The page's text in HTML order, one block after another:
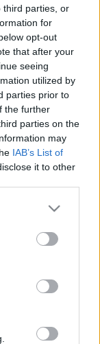
third parties, or
for
opt-out
that after your
seeing
utilized by
parties prior to
the further
parties on the
may
IAB’s List of
it to other
more Google
may click to
party tags to
below Google
WARS
ennyit
SZAVAZTAK
hiba is állhat a
DE A
MÁR
Marvel